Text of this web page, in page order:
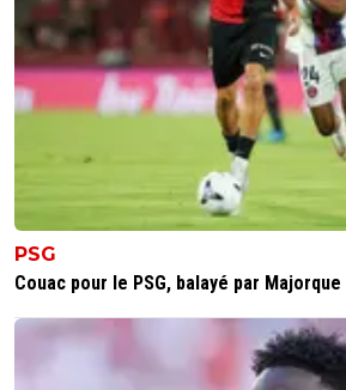
PSG
Couac pour le PSG, balayé par